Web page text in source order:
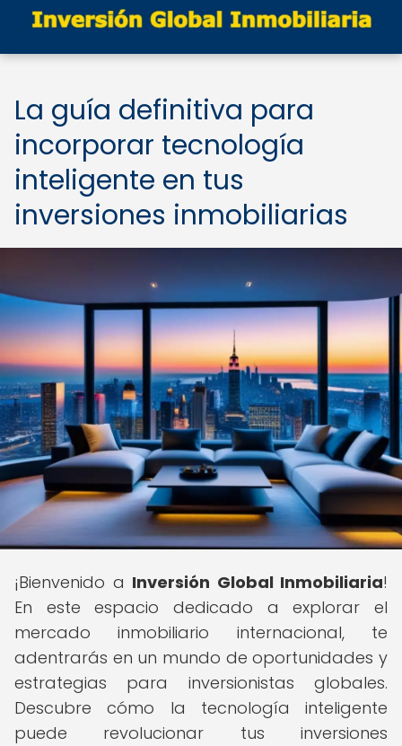
La guía definitiva para
incorporar tecnología
inteligente en tus
inversiones inmobiliarias
¡Bienvenido a Inversión Global Inmobiliaria!
En este espacio dedicado a explorar el
mercado inmobiliario internacional, te
adentrarás en un mundo de oportunidades y
estrategias para inversionistas globales.
Descubre cómo la tecnología inteligente
puede revolucionar tus inversiones